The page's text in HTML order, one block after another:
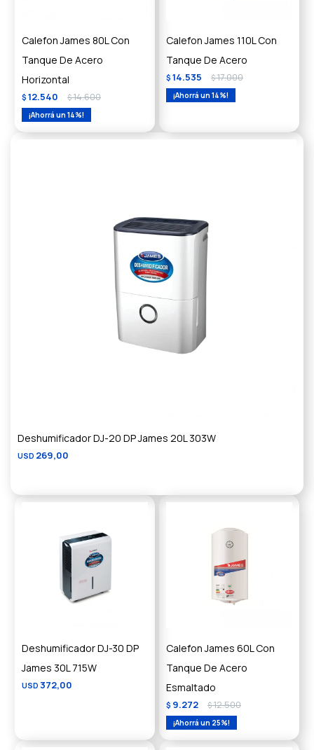
Calefon James 80L Con
Tanque De Acero
Horizontal
$ 12.540 $14.600
14
Calefon James 110L Con
Tanque De Acero
$ 14.535 $17.000
14
Deshumificador DJ-20 DP James 20L 303W
USD 269,00
Deshumificador DJ-30 DP
James 30L 715W
USD 372,00
Calefon James 60L Con
Tanque De Acero
Esmaltado
$ 9.272 $12.500
25